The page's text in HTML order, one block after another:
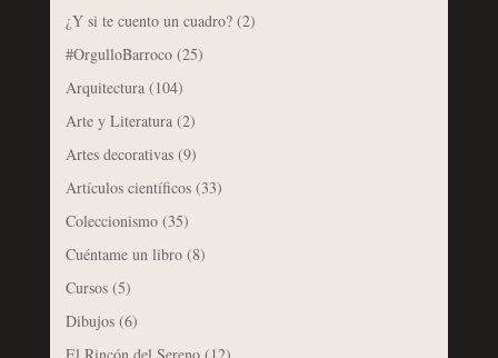
¿Y si te cuento un cuadro?(2)
#OrgulloBarroco(25)
Arquitectura(104)
Arte y Literatura(2)
Artes decorativas(9)
Artículos científicos(33)
Coleccionismo(35)
Cuéntame un libro(8)
Cursos(5)
Dibujos(6)